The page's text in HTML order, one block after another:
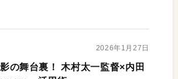
2026年1月27日
舞台裏！ 木村太一監督×内田